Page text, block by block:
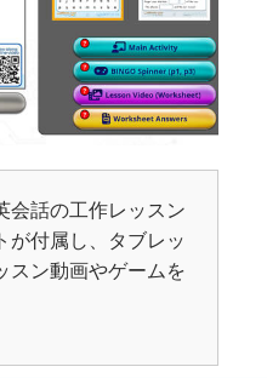
会話の工作レッスン
が付属し、タブレッ
スン動画やゲームを